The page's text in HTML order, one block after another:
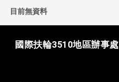
目前無資料
國際扶輪3510地區辦事處